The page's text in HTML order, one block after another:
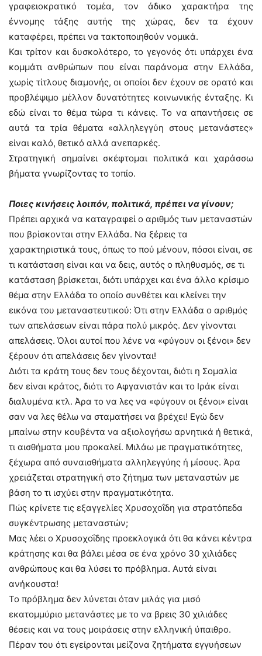
γραφειοκρατικό τομέα, τον άδικο χαρακτήρα της
έννομης τάξης αυτής της χώρας, δεν τα έχουν
καταφέρει, πρέπει να τακτοποιηθούν νομικά.
Και τρίτον και δυσκολότερο, το γεγονός ότι υπάρχει ένα
κομμάτι ανθρώπων που είναι παράνομα στην Ελλάδα,
χωρίς τίτλους διαμονής, οι οποίοι δεν έχουν σε ορατό και
προβλέψιμο μέλλον δυνατότητες κοινωνικής ένταξης. Κι
εδώ είναι το θέμα τώρα τι κάνεις. Το να απαντήσεις σε
αυτά τα τρία θέματα «αλληλεγγύη στους μετανάστες»
είναι καλό, θετικό αλλά ανεπαρκές.
Στρατηγική σημαίνει σκέφτομαι πολιτικά και χαράσσω
βήματα γνωρίζοντας το τοπίο.
Ποιες κινήσεις λοιπόν, πολιτικά, πρέπει να γίνουν;
Πρέπει αρχικά να καταγραφεί ο αριθμός των μεταναστών
που βρίσκονται στην Ελλάδα. Να ξέρεις τα
χαρακτηριστικά τους, όπως το πού μένουν, πόσοι είναι, σε
τι κατάσταση είναι και να δεις, αυτός ο πληθυσμός, σε τι
κατάσταση βρίσκεται, διότι υπάρχει και ένα άλλο κρίσιμο
θέμα στην Ελλάδα το οποίο συνθέτει και κλείνει την
εικόνα του μεταναστευτικού: Ότι στην Ελλάδα ο αριθμός
των απελάσεων είναι πάρα πολύ μικρός. Δεν γίνονται
απελάσεις. Όλοι αυτοί που λένε να «φύγουν οι ξένοι» δεν
ξέρουν ότι απελάσεις δεν γίνονται!
Διότι τα κράτη τους δεν τους δέχονται, διότι η Σομαλία
δεν είναι κράτος, διότι το Αφγανιστάν και το Ιράκ είναι
διαλυμένα κτλ. Άρα το να λες να «φύγουν οι ξένοι» είναι
σαν να λες θέλω να σταματήσει να βρέχει! Εγώ δεν
μπαίνω στην κουβέντα να αξιολογήσω αρνητικά ή θετικά,
τι αισθήματα μου προκαλεί. Μιλάω με πραγματικότητες,
ξέχωρα από συναισθήματα αλληλεγγύης ή μίσους. Άρα
χρειάζεται στρατηγική στο ζήτημα των μεταναστών με
βάση το τι ισχύει στην πραγματικότητα.
Πώς κρίνετε τις εξαγγελίες Χρυσοχοΐδη για στρατόπεδα
συγκέντρωσης μεταναστών;
Μας λέει ο Χρυσοχοΐδης προεκλογικά ότι θα κάνει κέντρα
κράτησης και θα βάλει μέσα σε ένα χρόνο 30 χιλιάδες
ανθρώπους και θα λύσει το πρόβλημα. Αυτά είναι
ανήκουστα!
Το πρόβλημα δεν λύνεται όταν μιλάς για μισό
εκατομμύριο μετανάστες με το να βρεις 30 χιλιάδες
θέσεις και να τους μοιράσεις στην ελληνική ύπαιθρο.
Πέραν του ότι εγείρονται μείζονα ζητήματα εγγυήσεων